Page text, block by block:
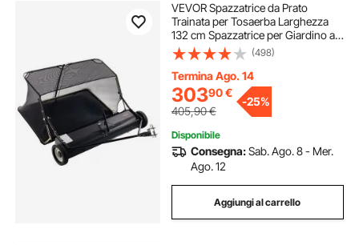
VEVOR Spazzatrice da Prato
Trainata per Tosaerba Larghezza
132 cm Spazzatrice per Giardino a
Spina Altezza Regolabile,
Raccoglitore di Foglie Erba con
Corda di Scarico, Spazzatrici da
Traino
(498)
Termina Ago. 14
30390€
405,90€
-25%
Disponibile
Consegna:Sab. Ago. 8 - Mer.
Ago. 12
Aggiungi al carrello